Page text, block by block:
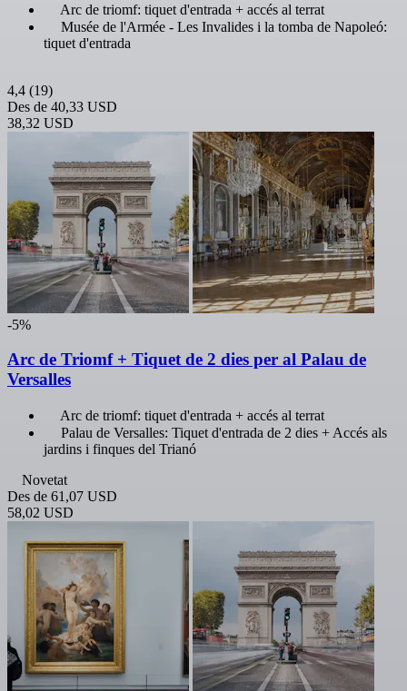
Arc de triomf: tiquet d'entrada + accés al terrat
Musée de l'Armée - Les Invalides i la tomba de Napoleó:
tiquet d'entrada
4,4 (19)
Des de 40,33 USD
38,32 USD
-5%
Arc de Triomf + Tiquet de 2 dies per al Palau de
Versalles
Arc de triomf: tiquet d'entrada + accés al terrat
Palau de Versalles: Tiquet d'entrada de 2 dies + Accés als
jardins i finques del Trianó
Novetat
Des de 61,07 USD
58,02 USD